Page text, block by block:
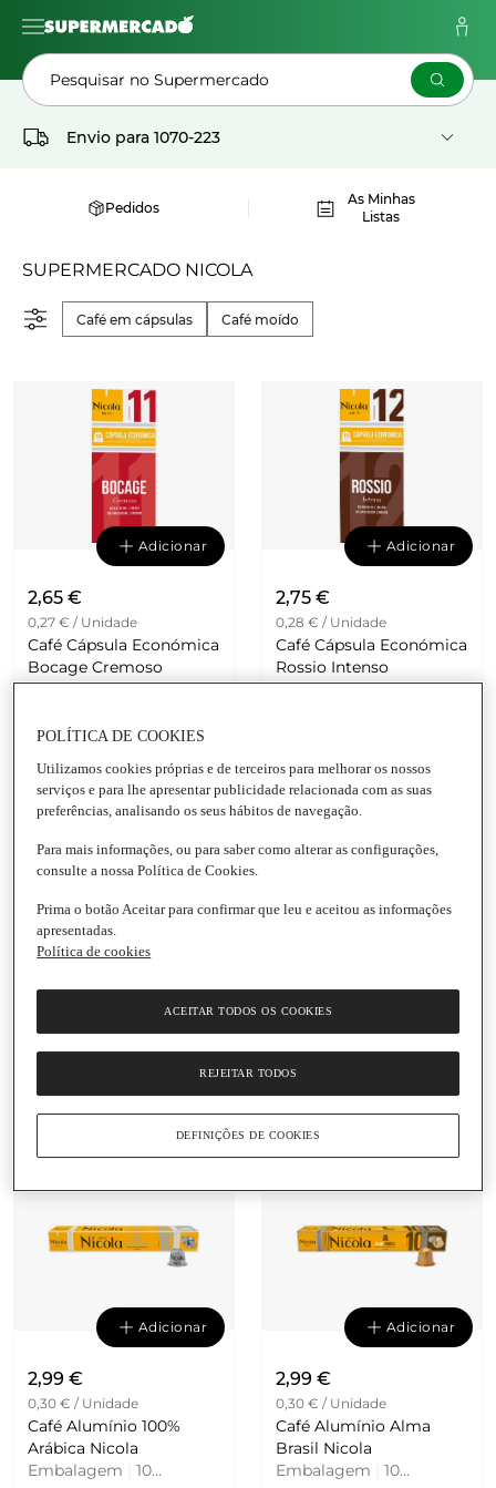
Pesquisar no Supermercado
Envio para 1070-223
Pedidos
As Minhas
Listas
SUPERMERCADO NICOLA
Café em cápsulas Café moído
Adicionar
2,65 €
0,27 € / Unidade
Café Cápsula Económica
Bocage Cremoso
Intensidade 11 Nicola
Unidades
Adicionar
2,75 €
0,28 € / Unidade
Café Cápsula Económica
Rossio Intenso
Intensidade 12 Nicola
Adicionar
Café Cápsula Económica
Unidades
2.0 (1)
Adicionar
Café Alumínio Intenso
Embalagem
Adicionar
2,99 €
0,30 € / Unidade
Café Alumínio 100%
Arábica Nicola
Embalagem
10
Adicionar
2,99 €
0,30 € / Unidade
Café Alumínio Alma
Brasil Nicola
Embalagem
10
POLÍTICA DE COOKIES
Utilizamos cookies próprias e de terceiros para melhorar os nossos
serviços e para lhe apresentar publicidade relacionada com as suas
preferências, analisando os seus hábitos de navegação.
Para mais informações, ou para saber como alterar as configurações,
consulte a nossa Política de Cookies.
Prima o botão Aceitar para confirmar que leu e aceitou as informações
apresentadas.
Política de cookies
REJEITAR TODOS
ACEITAR TODOS OS COOKIES
DEFINIÇÕES DE COOKIES